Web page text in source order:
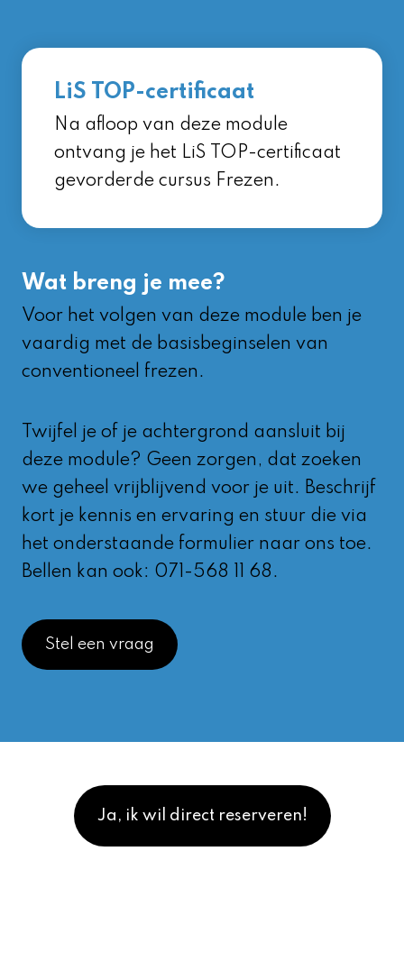
LiS TOP-certificaat
Na afloop van deze module
ontvang je het LiS TOP-certificaat
gevorderde cursus Frezen.
Wat breng je mee?
Voor het volgen van deze module ben je
vaardig met de basisbeginselen van
conventioneel frezen.
Twijfel je of je achtergrond aansluit bij
deze module? Geen zorgen, dat zoeken
we geheel vrijblijvend voor je uit. Beschrijf
kort je kennis en ervaring en stuur die via
het onderstaande formulier naar ons toe.
Bellen kan ook: 071-568 11 68.
Stel een vraag
Ja, ik wil direct reserveren!